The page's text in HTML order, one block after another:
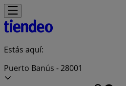
Estás aquí:
Puerto Banús - 28001